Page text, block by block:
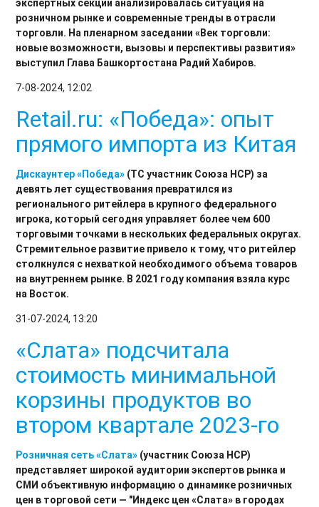
экспертных секций анализировалась ситуация на
розничном рынке и современные тренды в отрасли
торговли. На пленарном заседании «Век торговли:
новые возможности, вызовы и перспективы развития»
выступил Глава Башкортостана Радий Хабиров.
7-08-2024, 12:02
Retail.ru: «Победа»: опыт
прямого импорта из Китая
Дискаунтер«Победа» (ТС участник Союза НСР) за
девять лет существования превратился из
регионального ритейлера в крупного федерального
игрока, который сегодня управляет более чем 600
торговыми точками в нескольких федеральных округах.
Стремительное развитие привело к тому, что ритейлер
столкнулся с нехваткой необходимого объема товаров
на внутреннем рынке. В 2021 году компания взяла курс
на Восток.
31-07-2024, 13:20
«Слата» подсчитала
стоимость минимальной
корзины продуктов во
втором квартале 2023-го
Розничная сеть«Слата» (участник Союза НСР)
представляет широкой аудитории экспертов рынка и
СМИ объективную информацию о динамике розничных
цен в торговой сети — "Индекс цен «Слата» в городах